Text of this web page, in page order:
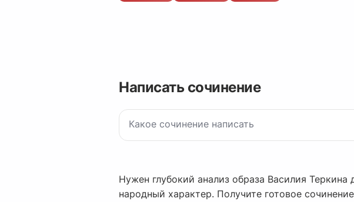
Написать сочинение
Нужен глубокий анализ образа Василия Теркина
народный характер. Получите готовое